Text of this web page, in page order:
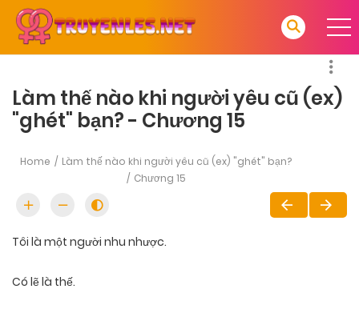
Làm thế nào khi người yêu cũ (ex)
"ghét" bạn? - Chương 15
Home
Làm thế nào khi người yêu cũ (ex) "ghét" bạn?
Chương 15
Tôi là một người nhu nhược.
Có lẽ là thế.